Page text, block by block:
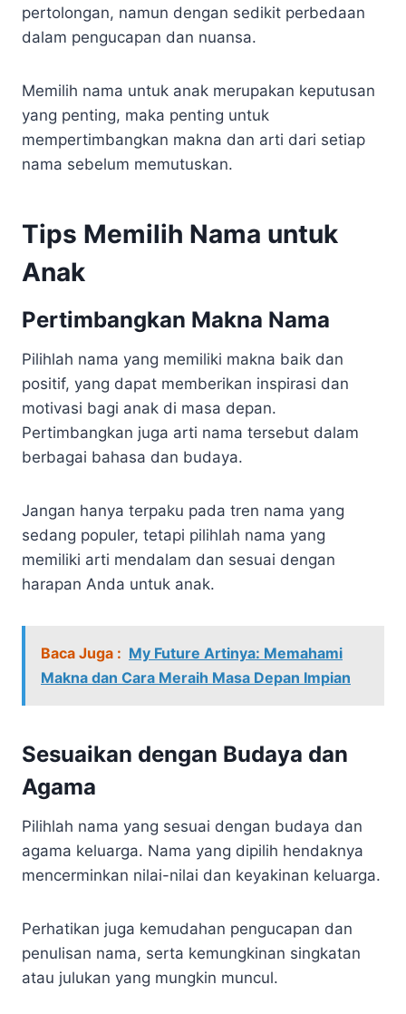
pertolongan, namun dengan sedikit perbedaan
dalam pengucapan dan nuansa.
Memilih nama untuk anak merupakan keputusan
yang penting, maka penting untuk
mempertimbangkan makna dan arti dari setiap
nama sebelum memutuskan.
Tips Memilih Nama untuk
Anak
Pertimbangkan Makna Nama
Pilihlah nama yang memiliki makna baik dan
positif, yang dapat memberikan inspirasi dan
motivasi bagi anak di masa depan.
Pertimbangkan juga arti nama tersebut dalam
berbagai bahasa dan budaya.
Jangan hanya terpaku pada tren nama yang
sedang populer, tetapi pilihlah nama yang
memiliki arti mendalam dan sesuai dengan
harapan Anda untuk anak.
Baca Juga : My Future Artinya: Memahami
Makna dan Cara Meraih Masa Depan Impian
Sesuaikan dengan Budaya dan
Agama
Pilihlah nama yang sesuai dengan budaya dan
agama keluarga. Nama yang dipilih hendaknya
mencerminkan nilai-nilai dan keyakinan keluarga.
Perhatikan juga kemudahan pengucapan dan
penulisan nama, serta kemungkinan singkatan
atau julukan yang mungkin muncul.